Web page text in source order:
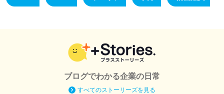
ブログでわかる企業の日常
すべてのストーリーズを見る